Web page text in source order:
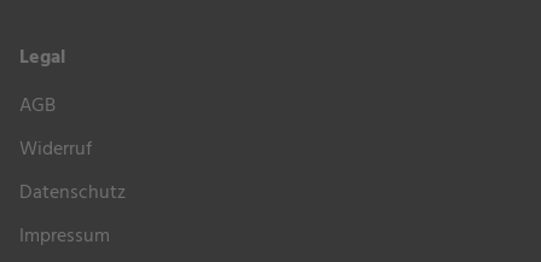
Legal
AGB
Widerruf
Datenschutz
Impressum